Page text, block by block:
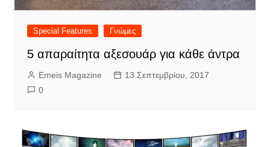
Special Features Γνώμες
5 απαραίτητα αξεσουάρ για κάθε άντρα
Emeis Magazine
13 Σεπτεμβρίου, 2017
0